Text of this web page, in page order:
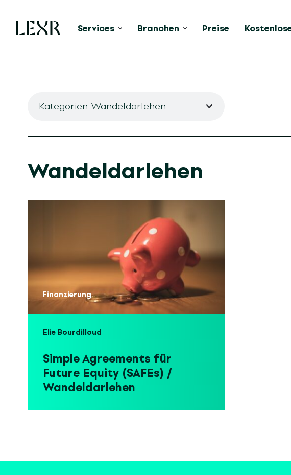
Services Branchen Preise
Kategorien: Wandeldarlehen
Wandeldarlehen
Finanzierung
Elie Bourdilloud
Simple Agreements für
Future Equity (SAFEs) /
Wandeldarlehen